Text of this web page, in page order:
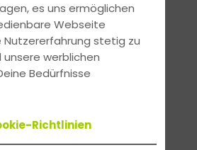
es uns ermöglichen
Webseite
Nutzererfahrung stetig zu
werblichen
Bedürfnisse
Richtlinien